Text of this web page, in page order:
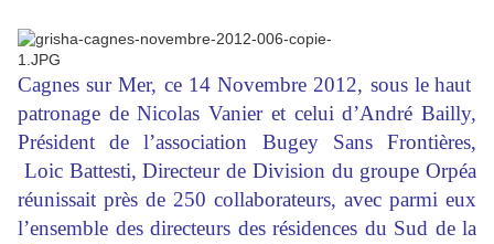
Cagnes sur Mer, ce 14 Novembre 2012, sous le haut
patronage de Nicolas Vanier et celui d’André Bailly,
Président de l’association Bugey Sans Frontières,
Loic Battesti, Directeur de Division du groupe Orpéa
réunissait près de 250 collaborateurs, avec parmi eux
l’ensemble des directeurs des résidences du Sud de la